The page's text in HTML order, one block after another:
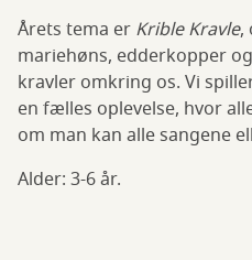
Årets tema er Krible Kravle,
mariehøns, edderkopper
kravler omkring os. Vi
en fælles oplevelse, hvor
om man kan alle sangene
Alder: 3-6 år.